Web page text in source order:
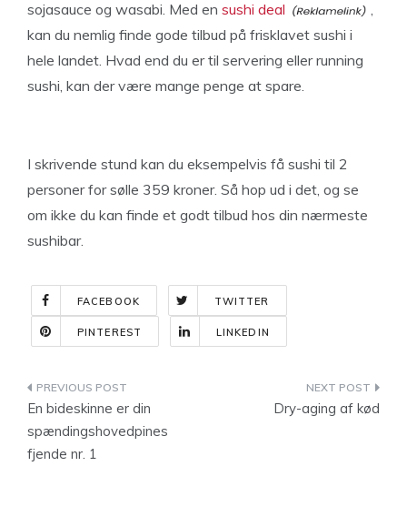
sojasauce og wasabi. Med en sushi deal
,
kan du nemlig finde gode tilbud på frisklavet sushi i
hele landet. Hvad end du er til servering eller running
sushi, kan der være mange penge at spare.
I skrivende stund kan du eksempelvis få sushi til 2
personer for sølle 359 kroner. Så hop ud i det, og se
om ikke du kan finde et godt tilbud hos din nærmeste
sushibar.
FACEBOOK TWITTER
PINTEREST LINKEDIN
Indlægsnavigation
En bideskinne er din
spændingshovedpines
fjende nr. 1
Dry-aging af kød